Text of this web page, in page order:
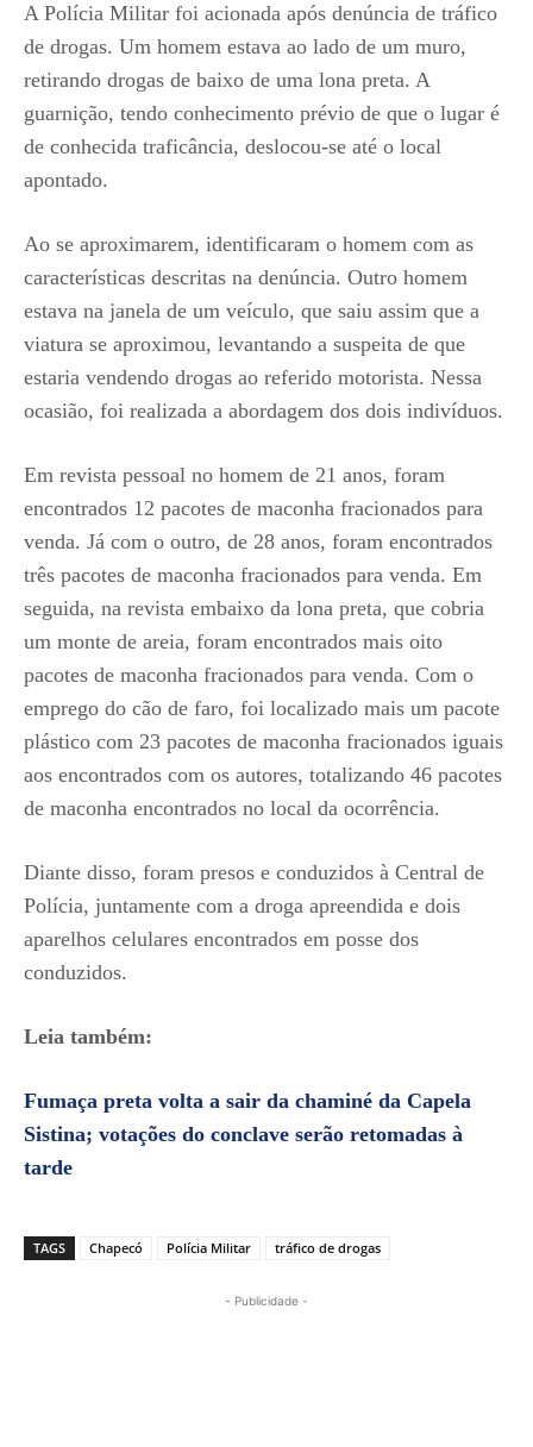
A Polícia Militar foi acionada após denúncia de tráfico
de drogas. Um homem estava ao lado de um muro,
retirando drogas de baixo de uma lona preta. A
guarnição, tendo conhecimento prévio de que o lugar é
de conhecida traficância, deslocou-se até o local
apontado.
Ao se aproximarem, identificaram o homem com as
características descritas na denúncia. Outro homem
estava na janela de um veículo, que saiu assim que a
viatura se aproximou, levantando a suspeita de que
estaria vendendo drogas ao referido motorista. Nessa
ocasião, foi realizada a abordagem dos dois indivíduos.
Em revista pessoal no homem de 21 anos, foram
encontrados 12 pacotes de maconha fracionados para
venda. Já com o outro, de 28 anos, foram encontrados
três pacotes de maconha fracionados para venda. Em
seguida, na revista embaixo da lona preta, que cobria
um monte de areia, foram encontrados mais oito
pacotes de maconha fracionados para venda. Com o
emprego do cão de faro, foi localizado mais um pacote
plástico com 23 pacotes de maconha fracionados iguais
aos encontrados com os autores, totalizando 46 pacotes
de maconha encontrados no local da ocorrência.
Diante disso, foram presos e conduzidos à Central de
Polícia, juntamente com a droga apreendida e dois
aparelhos celulares encontrados em posse dos
conduzidos.
Leia também:
Fumaça preta volta a sair da chaminé da Capela
Sistina; votações do conclave serão retomadas à
tarde
TAGS Chapecó Polícia Militar tráfico de drogas
- Publicidade -